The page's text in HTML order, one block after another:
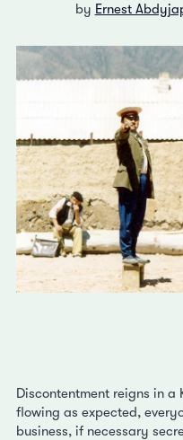
by Ernest
Discontentment reigns in
flowing as expected,
business, if necessary